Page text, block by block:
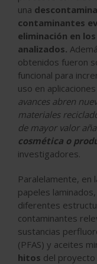
una
contaminantes
eliminación en
analizados.
obtenidos fueron
funcional para
uso en
avances abren
materiales
de mayor valor
cosmética o
investigadores.
Paralelamente, en
papeles
diferentes
contaminantes
sustancias
(PFAS) y aceites
hitos del proyecto